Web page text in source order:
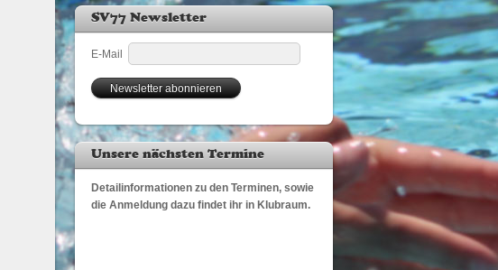
SV77 Newsletter
E-Mail
Unsere nächsten Termine
Detailinformationen zu den Terminen, sowie
die Anmeldung dazu findet ihr in Klubraum.